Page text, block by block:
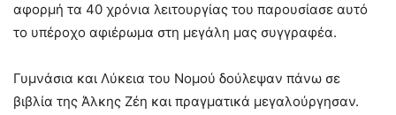
αφορμή τα 40 χρόνια λειτουργίας του παρουσίασε αυτό
το υπέροχο αφιέρωμα στη μεγάλη μας συγγραφέα.
Γυμνάσια και Λύκεια του Νομού δούλεψαν πάνω σε
βιβλία της Άλκης Ζέη και πραγματικά μεγαλούργησαν.